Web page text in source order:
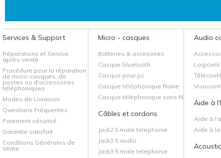
Services & Support
Réparations et Service
après-vente
Procédure pour la réparation
de micro-casques, de
postes ou d'accessoires
téléphoniques
Modes de Livraison
Questions Fréquentes
Paiement sécurisé
Garantie satisfait
Conditions Générales de
Vente
Micro - casques
Batteries & accesoires
Casque bluetooth
Casque pour pc
Casque téléphonique filaire
Casque téléphonique sans fil
Câbles et cordons
Jack2.5 male telephonie
Jack3.5 audio
Jack3.5 male telephonie
Audio
Aide à
Aide à
Aide à